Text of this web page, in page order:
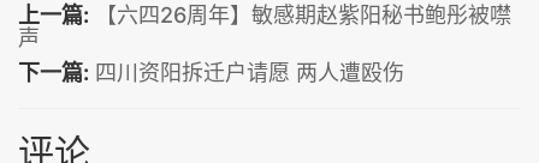
上一篇:
【六四26周年】敏感期赵紫阳秘书鲍彤被噤
声
下一篇: 四川资阳拆迁户请愿 两人遭殴伤
评论